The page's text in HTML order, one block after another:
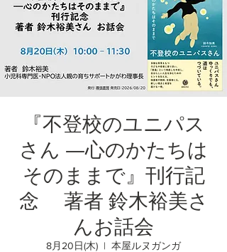
『不登校のユニパス
さん ―心のかたちは
そのままで』刊行記
念 著者 鈴木裕美さ
んお話会
8月20日(木)
  |
本屋ルヌガンガ